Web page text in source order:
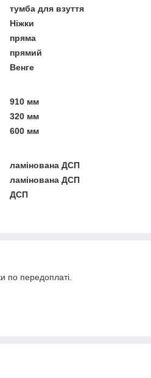
тумба для взуття
Ніжки
пряма
прямий
Венге
910 мм
320 мм
600 мм
ламінована ДСП
ламінована ДСП
ДСП
по передоплаті.